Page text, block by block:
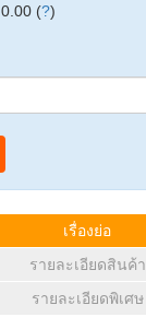
0.00 (?)
เรื่องย่อ
รายละเอียดสินค้า
รายละเอียดพิเศษ